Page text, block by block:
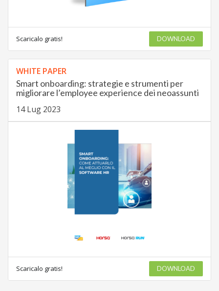
Scaricalo gratis! DOWNLOAD
WHITE PAPER
Smart onboarding: strategie e strumenti per
migliorare l’employee experience dei neoassunti
14 Lug 2023
Scaricalo gratis! DOWNLOAD